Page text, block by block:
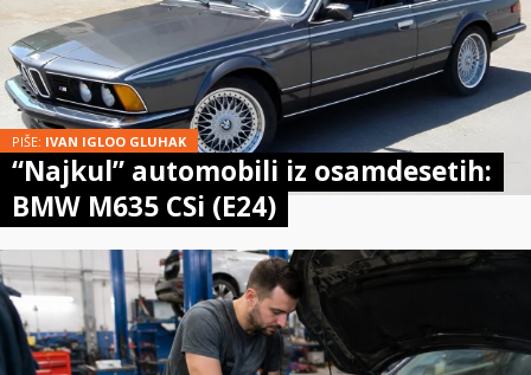
PIŠE: IVAN IGLOO GLUHAK
“Najkul” automobili iz osamdesetih:
BMW M635 CSi (E24)